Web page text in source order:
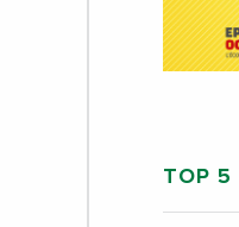
TOP 5